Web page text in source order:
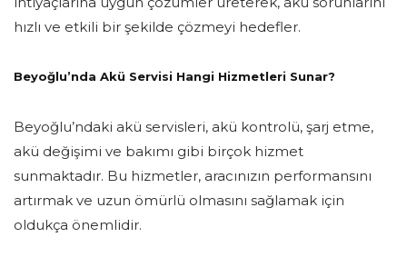
hızlı ve etkili bir şekilde çözmeyi hedefler.
Beyoğlu’nda Akü Servisi Hangi Hizmetleri Sunar?
Beyoğlu’ndaki akü servisleri, akü kontrolü, şarj etme,
akü değişimi ve bakımı gibi birçok hizmet
sunmaktadır. Bu hizmetler, aracınızın performansını
artırmak ve uzun ömürlü olmasını sağlamak için
oldukça önemlidir.